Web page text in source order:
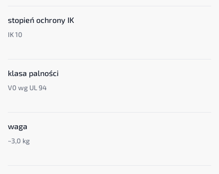
stopień ochrony IK
IK 10
klasa palności
V0 wg UL 94
waga
~3,0 kg